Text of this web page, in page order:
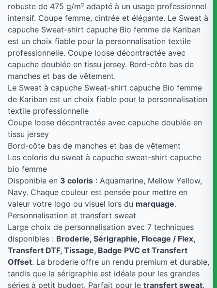
robuste de 475 g/m² adapté à un usage professionnel
intensif. Coupe femme, cintrée et élégante. Le Sweat à
capuche Sweat-shirt capuche Bio femme de Kariban
est un choix fiable pour la personnalisation textile
professionnelle. Coupe loose décontractée avec
capuche doublée en tissu jersey. Bord-côte bas de
manches et bas de vêtement.
Le Sweat à capuche Sweat-shirt capuche Bio femme
de Kariban est un choix fiable pour la personnalisation
textile professionnelle
Coupe loose décontractée avec capuche doublée en
tissu jersey
Bord-côte bas de manches et bas de vêtement
Les coloris du sweat à capuche sweat-shirt capuche
bio femme
Disponible en 3 coloris : Aquamarine, Mellow Yellow,
Navy. Chaque couleur est pensée pour mettre en
valeur votre logo ou visuel lors du marquage.
Personnalisation et transfert sweat
Large choix de personnalisation avec 7 techniques
disponibles : Broderie, Sérigraphie, Flocage / Flex,
Transfert DTF, Tissage, Badge PVC et Transfert
Offset. La broderie offre un rendu premium et durable,
tandis que la sérigraphie est idéale pour les grandes
séries à petit budget. Parfait pour le transfert sweat.